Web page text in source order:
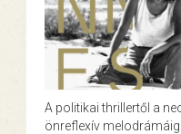
A politikai thrillertől a
önreflexív melodrámáig